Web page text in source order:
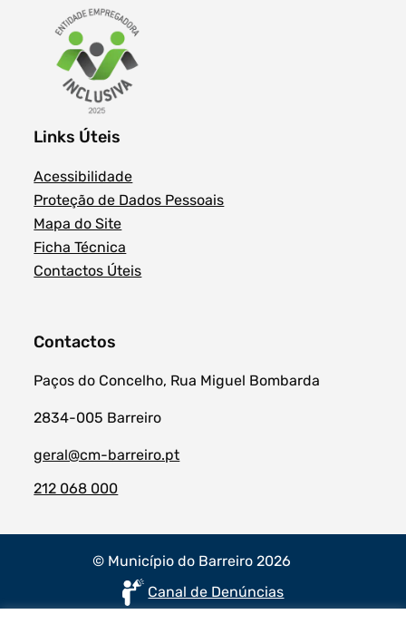
Links Úteis
Acessibilidade
Proteção de Dados Pessoais
Mapa do Site
Ficha Técnica
Contactos Úteis
Contactos
Paços do Concelho, Rua Miguel Bombarda
2834-005 Barreiro
geral@cm-barreiro.pt
212 068 000
© Município do Barreiro 2026
Canal de Denúncias